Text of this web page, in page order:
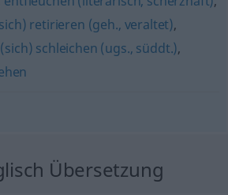
retirieren (geh., veraltet),
(sich) schleichen (ugs., süddt.),
Übersetzung